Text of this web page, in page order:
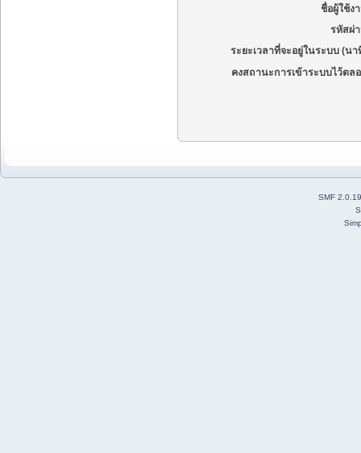
ชื่อผู้ใช้ง
รหัสผ่
ระยะเวลาที่จะอยู่ในระบบ (นา
คงสถานะการเข้าระบบไว้ตล
SMF 2.0.19